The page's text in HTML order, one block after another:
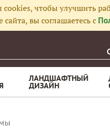
чтобы улучшить
вы соглашаетесь с
ЛАНДШАФТНЫЙ
ДИЗАЙН